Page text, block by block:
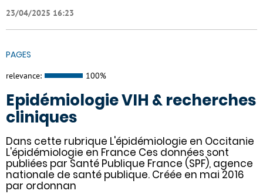
23/04/2025 16:23
PAGES
relevance: 100%
Epidémiologie VIH & recherches
cliniques
Dans cette rubrique L'épidémiologie en Occitanie
L'épidémiologie en France Ces données sont
publiées par Santé Publique France (SPF), agence
nationale de santé publique. Créée en mai 2016
par ordonnan